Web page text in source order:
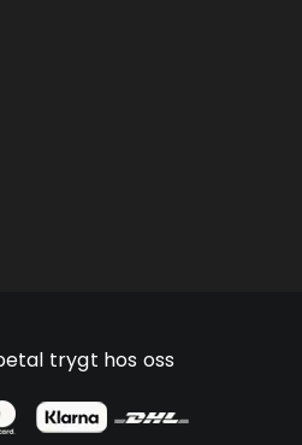
trygt hos oss